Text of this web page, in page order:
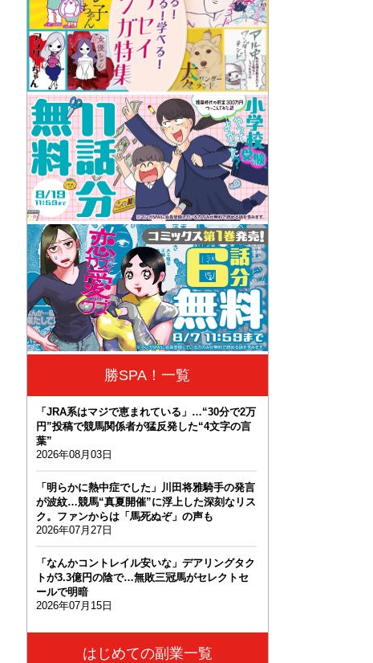
勝SPA！一覧
「JRA系はマジで恵まれている」…“30分で2万
円”投稿で競馬関係者が猛反発した“4文字の言
葉”
2026年08月03日
「明らかに熱中症でした」川田将雅騎手の発言
が波紋…競馬“真夏開催”に浮上した深刻なリス
ク。ファンからは「馬死ぬぞ」の声も
2026年07月27日
「なんかコントレイル安いな」デアリングタク
トが3.3億円の陰で…無敗三冠馬がセレクトセ
ールで明暗
2026年07月15日
はじめての副業一覧